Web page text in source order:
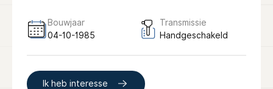
Bouwjaar
04-10-1985
Transmissie
Handgeschakeld
Ik heb interesse